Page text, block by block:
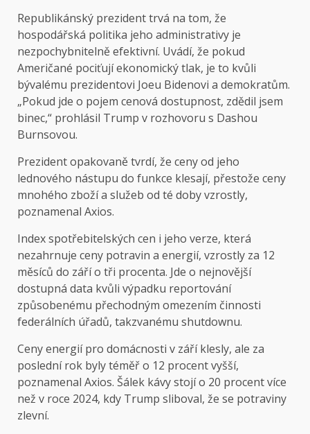
Republikánský prezident trvá na tom, že
hospodářská politika jeho administrativy je
nezpochybnitelně efektivní. Uvádí, že pokud
Američané pociťují ekonomický tlak, je to kvůli
bývalému prezidentovi Joeu Bidenovi a demokratům.
„Pokud jde o pojem cenová dostupnost, zdědil jsem
binec,“ prohlásil Trump v rozhovoru s Dashou
Burnsovou.
Prezident opakovaně tvrdí, že ceny od jeho
lednového nástupu do funkce klesají, přestože ceny
mnohého zboží a služeb od té doby vzrostly,
poznamenal Axios.
Index spotřebitelských cen i jeho verze, která
nezahrnuje ceny potravin a energií, vzrostly za 12
měsíců do září o tři procenta. Jde o nejnovější
dostupná data kvůli výpadku reportování
způsobenému přechodným omezením činnosti
federálních úřadů, takzvanému shutdownu.
Ceny energií pro domácnosti v září klesly, ale za
poslední rok byly téměř o 12 procent vyšší,
poznamenal Axios. Šálek kávy stojí o 20 procent více
než v roce 2024, kdy Trump sliboval, že se potraviny
zlevní.